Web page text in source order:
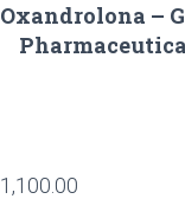
Oxandrolona –
1,100.00